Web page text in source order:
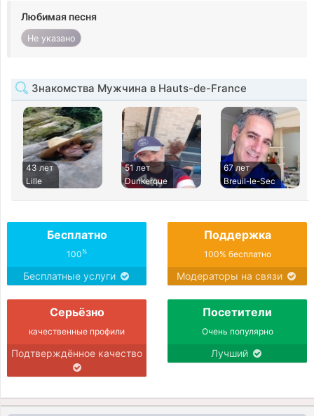
Любимая песня
Не указано
Знакомства Мужчина в Hauts-de-France
43 лет
Lille
51 лет
Dunkerque
67 лет
Breuil-le-Sec
Бесплатно
100%
Бесплатные услуги
Поддержка
100% бесплатно
Модераторы на связи
Серьёзно
качественные профили
Подтверждённое качество
Посетители
Очень популярно
Лучший